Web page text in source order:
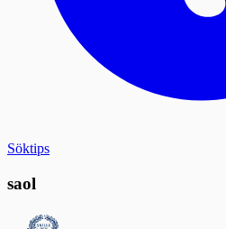
Söktips
saol